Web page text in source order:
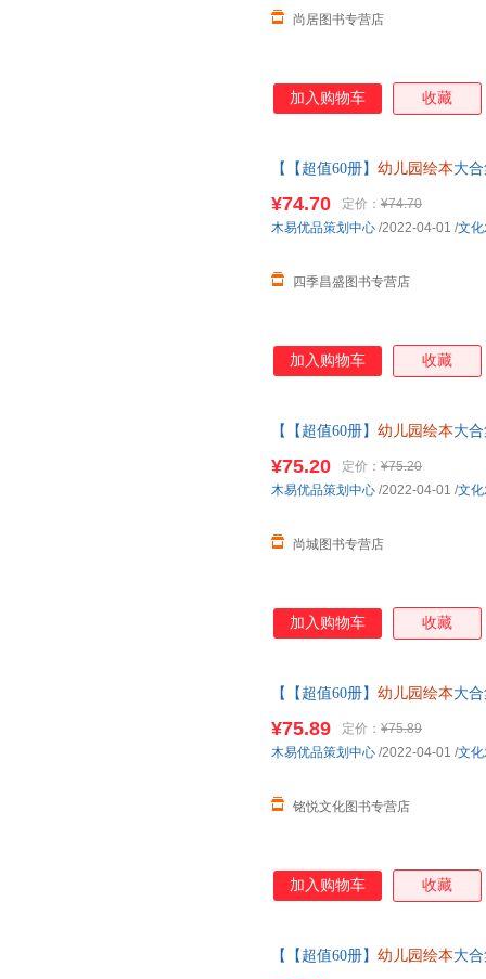
尚居图书专营店
加入购物车 收藏
【【超值60册】 幼儿园绘本大
¥74.70 定价： ¥74.70
四季昌盛图书专营店
木易优品策划中心 /2022-04-01 /文
加入购物车 收藏
【【超值60册】 幼儿园绘本大
客服
¥75.20 定价： ¥75.20
尚城图书专营店
木易优品策划中心 /2022-04-01 /文
加入购物车 收藏
【【超值60册】 幼儿园绘本大
¥75.89 定价： ¥75.89
铭悦文化图书专营店
木易优品策划中心 /2022-04-01 /文
加入购物车 收藏
【【超值60册】 幼儿园绘本大